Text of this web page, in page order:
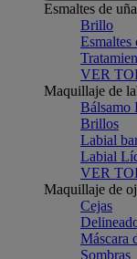
Esmaltes de
Brillo
Esmaltes
VER
Maquillaje de
Bálsamo
Brillos
Labial
Labial
VER
Maquillaje de
Cejas
Máscara
Sombras